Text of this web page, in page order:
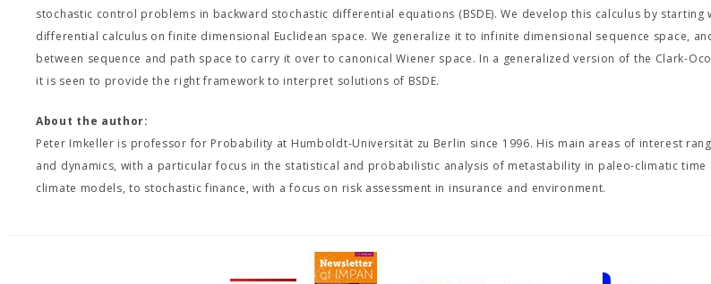
stochastic control problems in backward stochastic differential equations (BSDE). We develop this calculus by
differential calculus on finite dimensional Euclidean space. We generalize it to infinite dimensional sequence space,
between sequence and path space to carry it over to canonical Wiener space. In a generalized version of the Clark-
it is seen to provide the right framework to interpret solutions of BSDE.
About the author:
Peter Imkeller is professor for Probability at Humboldt-Universität zu Berlin since 1996. His main areas of interest
and dynamics, with a particular focus in the statistical and probabilistic analysis of metastability in paleo-climatic time
climate models, to stochastic finance, with a focus on risk assessment in insurance and environment.